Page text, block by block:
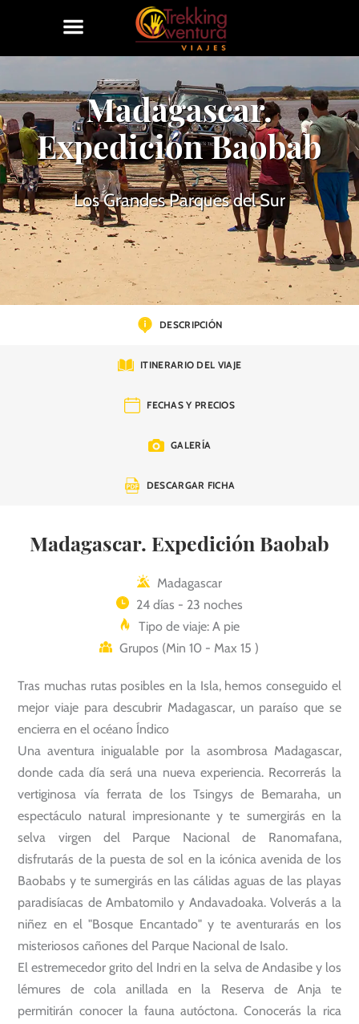
Madagascar.
Expedición Baobab
Los Grandes Parques del Sur
DESCRIPCIÓN
ITINERARIO DEL VIAJE
FECHAS Y PRECIOS
GALERÍA
DESCARGAR FICHA
Madagascar. Expedición Baobab
Madagascar
24 días - 23 noches
Tipo de viaje: A pie
Grupos (Min 10 - Max 15 )
Tras muchas rutas posibles en la Isla, hemos conseguido el
mejor viaje para descubrir Madagascar, un paraíso que se
encierra en el océano Índico
Una aventura inigualable por la asombrosa Madagascar,
donde cada día será una nueva experiencia. Recorrerás la
vertiginosa vía ferrata de los Tsingys de Bemaraha, un
espectáculo natural impresionante y te sumergirás en la
selva virgen del Parque Nacional de Ranomafana,
disfrutarás de la puesta de sol en la icónica avenida de los
Baobabs y te sumergirás en las cálidas aguas de las playas
paradisíacas de Ambatomilo y Andavadoaka. Volverás a la
niñez en el "Bosque Encantado" y te aventurarás en los
misteriosos cañones del Parque Nacional de Isalo.
El estremecedor grito del Indri en la selva de Andasibe y los
lémures de cola anillada en la Reserva de Anja te
permitirán conocer la fauna autóctona. Conocerás la rica